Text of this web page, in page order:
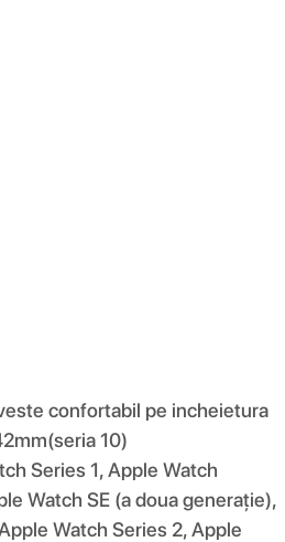
confortabil pe incheietura
10)
Series 1, Apple Watch
Watch SE (a doua generație),
Watch Series 2, Apple